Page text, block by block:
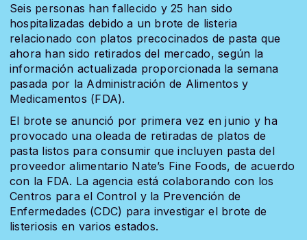
Seis personas han fallecido y 25 han sido
hospitalizadas debido a un brote de listeria
relacionado con platos precocinados de pasta que
ahora han sido retirados del mercado, según la
información actualizada proporcionada la semana
pasada por la Administración de Alimentos y
Medicamentos (FDA).
El brote se anunció por primera vez en junio y ha
provocado una oleada de retiradas de platos de
pasta listos para consumir que incluyen pasta del
proveedor alimentario Nate’s Fine Foods, de acuerdo
con la FDA. La agencia está colaborando con los
Centros para el Control y la Prevención de
Enfermedades (CDC) para investigar el brote de
listeriosis en varios estados.